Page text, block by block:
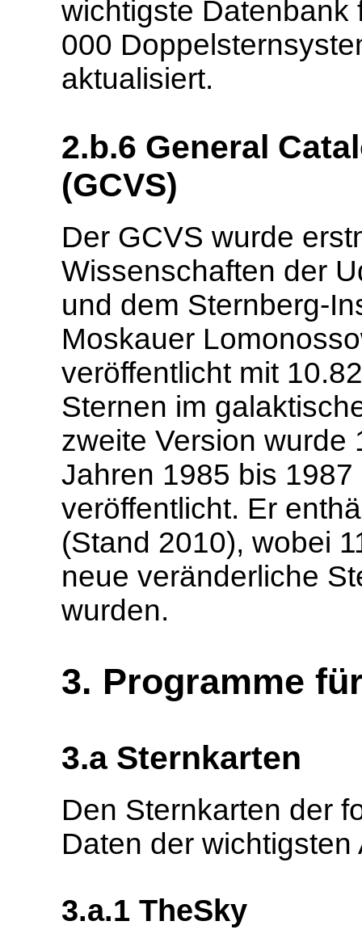
wichtigste Datenbank
000
aktualisiert.
2.b.6 General
(GCVS)
Der GCVS wurde
Wissenschaften der
und dem Sternberg-
Moskauer
veröffentlicht mit
Sternen im
zweite Version wurde
Jahren 1985 bis 1987
veröffentlicht. Er
(Stand 2010), wobei
neue veränderliche
wurden.
3. Programme
3.a Sternkarten
Den Sternkarten der
Daten der
3.a.1 TheSky